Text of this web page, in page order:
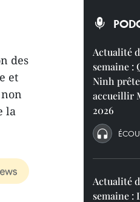
des
et
la
Actualité
semaine :
Ninh
accueillir
2026
Actualité
semaine :